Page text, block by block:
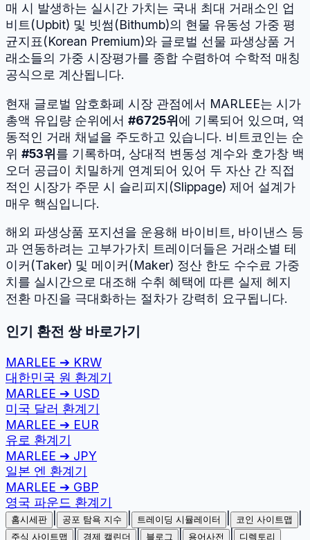
매 시 발생하는 실시간 가치는 국내 최대 거래소인 업
비트(Upbit) 및 빗썸(Bithumb)의 현물 유동성 가중 평
균지표(Korean Premium)와 글로벌 선물 파생상품 거
래소들의 가중 시장평가를 종합 수렴하여 수학적 매칭
공식으로 계산됩니다.
현재 글로벌 암호화폐 시장 관점에서 MARLEE는 시가
총액 유입량 순위에서 #6725위에 기록되어 있으며, 역
동적인 거래 채널을 주도하고 있습니다. 비트코인는 순
위 #53위를 기록하며, 상대적 변동성 계수와 호가창 백
오더 공급이 치밀하게 연계되어 있어 두 자산 간 직접
적인 시장가 주문 시 슬리피지(Slippage) 제어 설계가
매우 핵심입니다.
해외 파생상품 포지션을 운용해 바이비트, 바이낸스 등
과 연동하려는 고부가가치 트레이더들은 거래소별 테
이커(Taker) 및 메이커(Maker) 정산 한도 수수료 가중
치를 실시간으로 대조해 수취 혜택에 따른 실제 헤지
전환 마진을 극대화하는 절차가 강력히 요구됩니다.
인기 환전 쌍 바로가기
MARLEE ➔ KRW
대한민국 원 환계기
MARLEE ➔ USD
미국 달러 환계기
MARLEE ➔ EUR
유로 환계기
MARLEE ➔ JPY
일본 엔 환계기
MARLEE ➔ GBP
영국 파운드 환계기
홈시세판 공포 탐욕 지수 트레이딩 시뮬레이터 코인 사이트맵
주식 사이트맵 경제 캘린더 블로그 용어사전 디렉토리